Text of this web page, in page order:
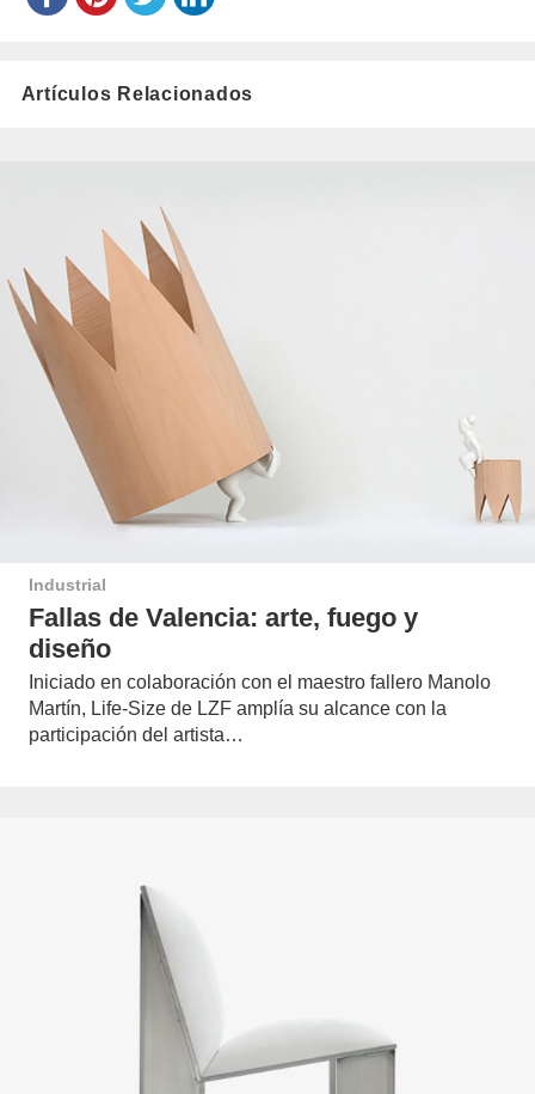
Artículos Relacionados
Industrial
Fallas de Valencia: arte, fuego y
diseño
Iniciado en colaboración con el maestro fallero Manolo
Martín, Life-Size de LZF amplía su alcance con la
participación del artista…